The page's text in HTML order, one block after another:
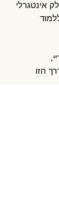
אינטגרלי
הזו